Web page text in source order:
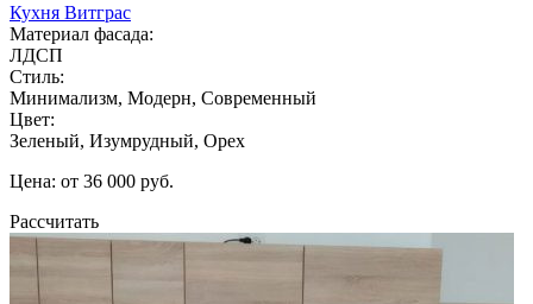
Кухня Витграс
Материал фасада:
ЛДСП
Стиль:
Минимализм, Модерн, Современный
Цвет:
Зеленый, Изумрудный, Орех
Цена: от 36 000 руб.
Рассчитать